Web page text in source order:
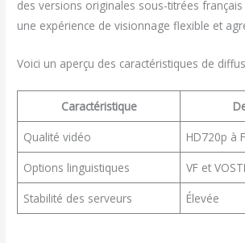
des versions originales sous-titrées français
une expérience de visionnage flexible et
Voici un aperçu des caractéristiques de
Caractéristique
Qualité vidéo
HD720p à
Options linguistiques
VF et
Stabilité des serveurs
Élevée